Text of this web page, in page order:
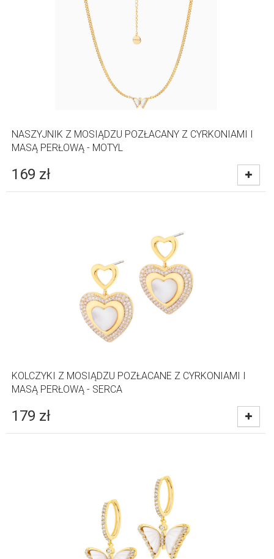
NASZYJNIK Z MOSIĄDZU POZŁACANY Z CYRKONIAMI I
MASĄ PERŁOWĄ - MOTYL
169 zł
KOLCZYKI Z MOSIĄDZU POZŁACANE Z CYRKONIAMI I
MASĄ PERŁOWĄ - SERCA
179 zł